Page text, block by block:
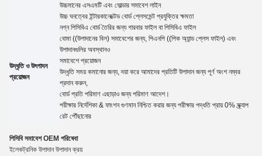
উচ্চমানের এসএমটি এবং সোল্ডার সমাবেশ লাইন
উচ্চ ঘনত্বের ইন্টারকানেক্টেড বোর্ড প্লেসমেন্ট প্রযুক্তির ক্ষমতা
উদ্ধৃতি ও উৎপাদন
প্রয়োজন
নগ্ন পিসিবিএ বোর্ড তৈরির জন্য গারবার ফাইল বা পিসিবিএ ফাইল
বোমা ((উপাদানের বিল) সমাবেশের জন্য, পিএনপি ((পিক অ্যান্ড প্লেস ফাইল) এবং
উপাদানগুলির অবস্থানও
সমাবেশে প্রয়োজন
উদ্ধৃতি সময় কমানোর জন্য, দয়া করে আমাদের প্রতিটি উপাদান জন্য পূর্ণ অংশ নম্বর
প্রদান করুন,
বোর্ড প্রতি পরিমাণ এছাড়াও জন্য পরিমাণ আদেশ।
পরীক্ষার নির্দেশিকা & ফাংশন গুণমান নিশ্চিত করার জন্য পরীক্ষার পদ্ধতি প্রায় 0% স্ক্র্যাপ
রেট পৌঁছানোর
পিসিবি সমাবেশ OEM পরিষেবা
ইলেকট্রনিক উপাদান উপাদান ক্রয়